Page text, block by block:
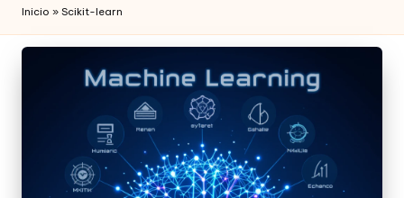
Inicio » Scikit-learn